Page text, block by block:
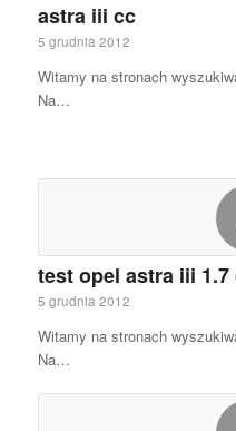
astra iii cc
5 grudnia 2012
Witamy na stronach
Na…
test opel astra iii 1.7
5 grudnia 2012
Witamy na stronach
Na…